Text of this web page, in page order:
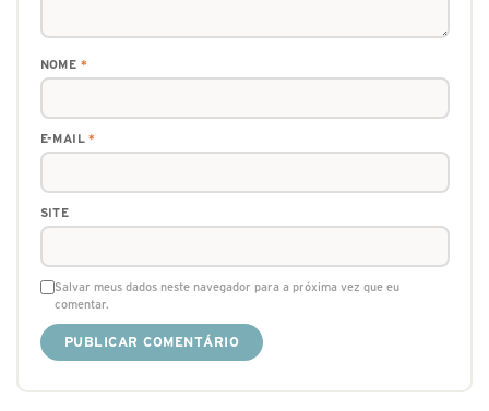
NOME *
E-MAIL*
SITE
Salvar meus dados neste navegador para a próxima vez que eu
comentar.